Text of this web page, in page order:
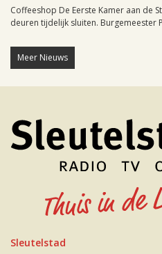
Coffeeshop De Eerste Kamer aan de
deuren tijdelijk sluiten. Burgemeester
Meer Nieuws
Sleutelstad